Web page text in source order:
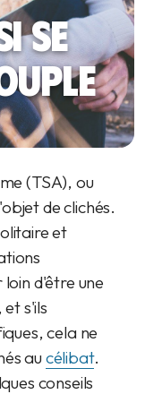
se
(TSA), ou
de clichés.
et
d'être une
s'ils
cela ne
au célibat.
conseils